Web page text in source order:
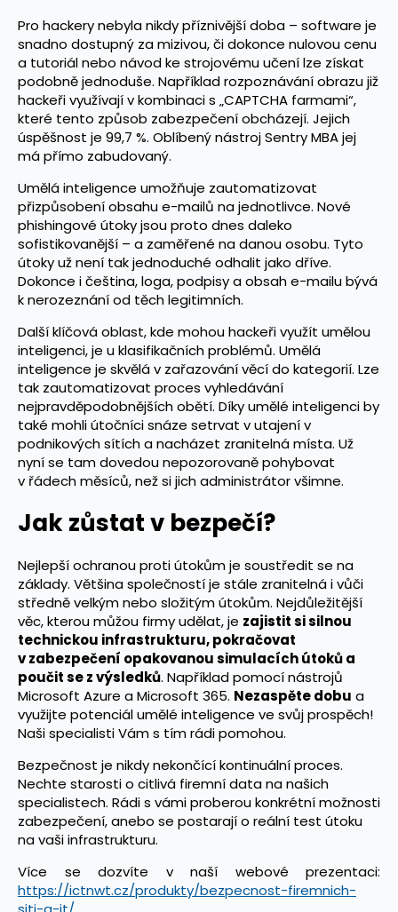
Pro hackery nebyla nikdy příznivější doba – software je
snadno dostupný za mizivou, či dokonce nulovou cenu
a tutoriál nebo návod ke strojovému učení lze získat
podobně jednoduše. Například rozpoznávání obrazu již
hackeři využívají v kombinaci s „CAPTCHA farmami“,
které tento způsob zabezpečení obcházejí. Jejich
úspěšnost je 99,7 %. Oblíbený nástroj Sentry MBA jej
má přímo zabudovaný.
Umělá inteligence umožňuje zautomatizovat
přizpůsobení obsahu e-mailů na jednotlivce. Nové
phishingové útoky jsou proto dnes daleko
sofistikovanější – a zaměřené na danou osobu. Tyto
útoky už není tak jednoduché odhalit jako dříve.
Dokonce i čeština, loga, podpisy a obsah e-mailu bývá
k nerozeznání od těch legitimních.
Další klíčová oblast, kde mohou hackeři využít umělou
inteligenci, je u klasifikačních problémů. Umělá
inteligence je skvělá v zařazování věcí do kategorií. Lze
tak zautomatizovat proces vyhledávání
nejpravděpodobnějších obětí. Díky umělé inteligenci by
také mohli útočníci snáze setrvat v utajení v
podnikových sítích a nacházet zranitelná místa. Už
nyní se tam dovedou nepozorovaně pohybovat
v řádech měsíců, než si jich administrátor všimne.
Jak zůstat v bezpečí?
Nejlepší ochranou proti útokům je soustředit se na
základy. Většina společností je stále zranitelná i vůči
středně velkým nebo složitým útokům. Nejdůležitější
věc, kterou můžou firmy udělat, je zajistit si silnou
technickou infrastrukturu, pokračovat
v zabezpečení opakovanou simulacích útoků a
poučit se z výsledků. Například pomocí nástrojů
Microsoft Azure a Microsoft 365. Nezaspěte dobu a
využijte potenciál umělé inteligence ve svůj prospěch!
Naši specialisti Vám s tím rádi pomohou.
Bezpečnost je nikdy nekončící kontinuální proces.
Nechte starosti o citlivá firemní data na našich
specialistech. Rádi s vámi proberou konkrétní možnosti
zabezpečení, anebo se postarají o reální test útoku
na vaši infrastrukturu.
Více se dozvíte v naší webové prezentaci:
https://ictnwt.cz/produkty/bezpecnost-firemnich-